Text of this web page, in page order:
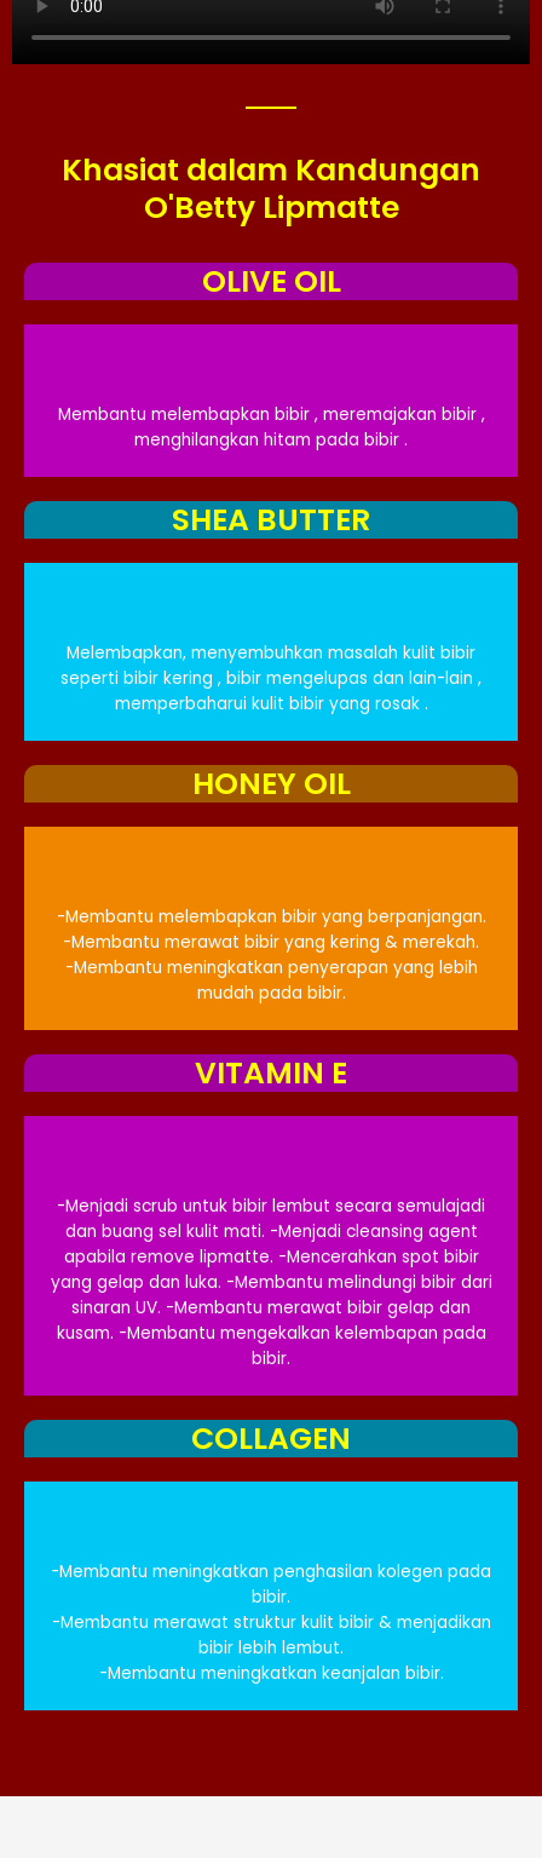
Khasiat dalam Kandungan
O'Betty Lipmatte
OLIVE OIL
Membantu melembapkan bibir , meremajakan bibir ,
menghilangkan hitam pada bibir .
SHEA BUTTER
Melembapkan, menyembuhkan masalah kulit bibir
seperti bibir kering , bibir mengelupas dan lain-lain ,
memperbaharui kulit bibir yang rosak .
HONEY OIL
-Membantu melembapkan bibir yang berpanjangan.
-Membantu merawat bibir yang kering & merekah.
-Membantu meningkatkan penyerapan yang lebih
mudah pada bibir.
VITAMIN E
-Menjadi scrub untuk bibir lembut secara semulajadi
dan buang sel kulit mati. -Menjadi cleansing agent
apabila remove lipmatte. -Mencerahkan spot bibir
yang gelap dan luka. -Membantu melindungi bibir dari
sinaran UV. -Membantu merawat bibir gelap dan
kusam. -Membantu mengekalkan kelembapan pada
bibir.​
COLLAGEN
-Membantu meningkatkan penghasilan kolegen pada
bibir.
-Membantu merawat struktur kulit bibir & menjadikan
bibir lebih lembut.
-Membantu meningkatkan keanjalan bibir.